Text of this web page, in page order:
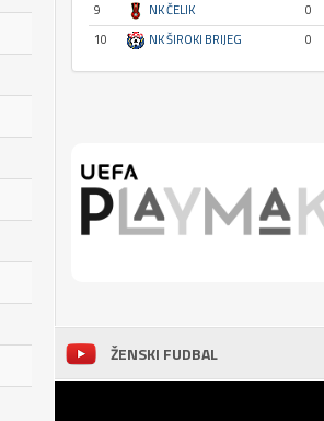
9
NK ČELIK 0
10
NK ŠIROKI BRIJEG 0
ŽENSKI FUDBAL